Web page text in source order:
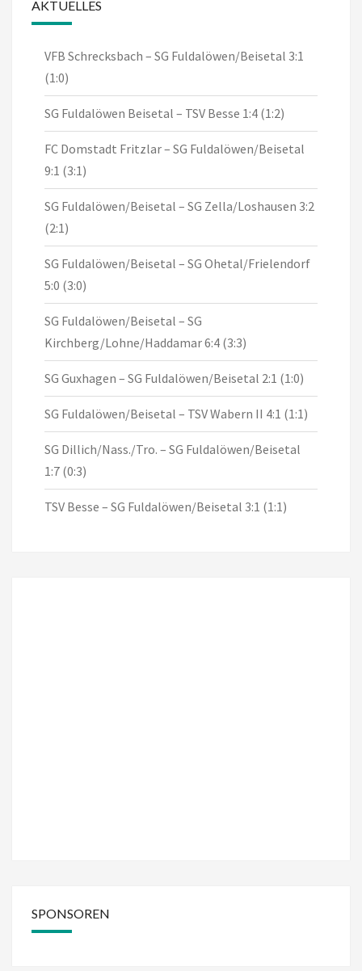
AKTUELLES
VFB Schrecksbach – SG Fuldalöwen/Beisetal 3:1
(1:0)
SG Fuldalöwen Beisetal – TSV Besse 1:4 (1:2)
FC Domstadt Fritzlar – SG Fuldalöwen/Beisetal
9:1 (3:1)
SG Fuldalöwen/Beisetal – SG Zella/Loshausen 3:2
(2:1)
SG Fuldalöwen/Beisetal – SG Ohetal/Frielendorf
5:0 (3:0)
SG Fuldalöwen/Beisetal – SG
Kirchberg/Lohne/Haddamar 6:4 (3:3)
SG Guxhagen – SG Fuldalöwen/Beisetal 2:1 (1:0)
SG Fuldalöwen/Beisetal – TSV Wabern II 4:1 (1:1)
SG Dillich/Nass./Tro. – SG Fuldalöwen/Beisetal
1:7 (0:3)
TSV Besse – SG Fuldalöwen/Beisetal 3:1 (1:1)
SPONSOREN